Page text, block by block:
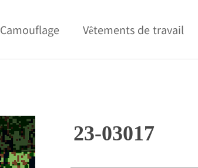
23-03017
Camouflage Vêtements de travail